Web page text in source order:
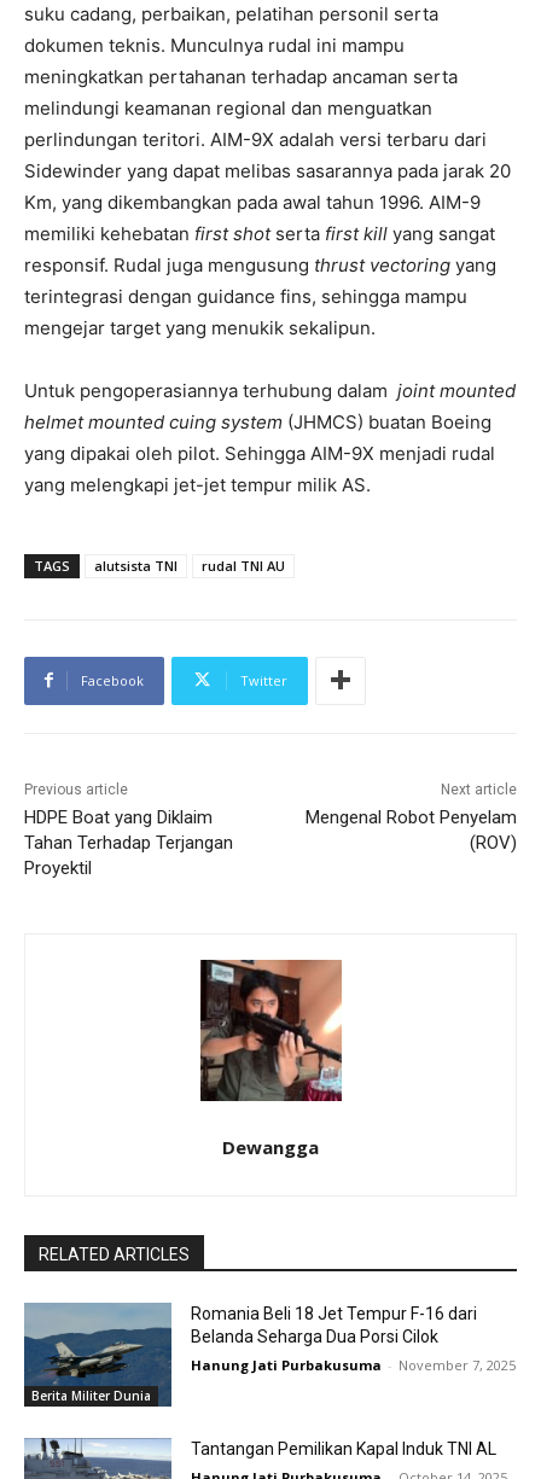
suku cadang, perbaikan, pelatihan personil serta
dokumen teknis. Munculnya rudal ini mampu
meningkatkan pertahanan terhadap ancaman serta
melindungi keamanan regional dan menguatkan
perlindungan teritori. AIM-9X adalah versi terbaru dari
Sidewinder yang dapat melibas sasarannya pada jarak 20
Km, yang dikembangkan pada awal tahun 1996. AIM-9
memiliki kehebatan first shotserta first kill yang sangat
responsif. Rudal juga mengusung thrust vectoring yang
terintegrasi dengan guidance fins, sehingga mampu
mengejar target yang menukik sekalipun.
Untuk pengoperasiannya terhubung dalam joint mounted
helmet mounted cuing system (JHMCS) buatan Boeing
yang dipakai oleh pilot. Sehingga AIM-9X menjadi rudal
yang melengkapi jet-jet tempur milik AS.
TAGS alutsista TNI rudal TNI AU
Facebook Twitter
Previous article
HDPE Boat yang Diklaim
Tahan Terhadap Terjangan
Proyektil
Next article
Mengenal Robot Penyelam
(ROV)
Dewangga
RELATED ARTICLES
Berita Militer Dunia
Romania Beli 18 Jet Tempur F-16 dari
Belanda Seharga Dua Porsi Cilok
Hanung Jati Purbakusuma - November 7, 2025
Tantangan Pemilikan Kapal Induk TNI AL